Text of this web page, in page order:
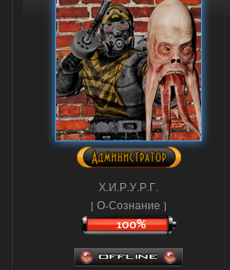
Х.И.Р.У.Р.Г.
[ О-Сознание ]